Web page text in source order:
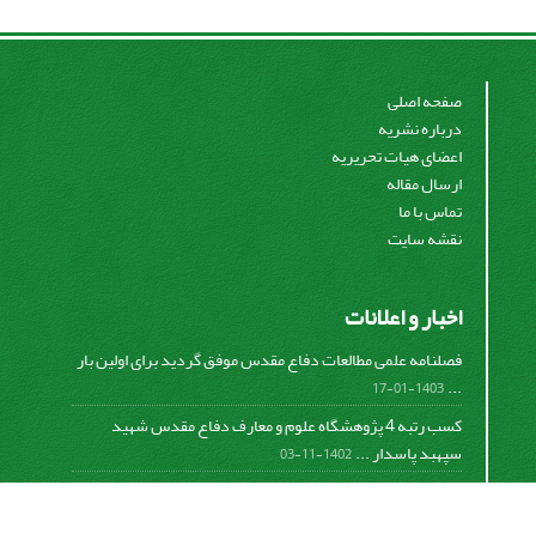
صفحه اصلی
درباره نشریه
اعضای هیات تحریریه
ارسال مقاله
تماس با ما
نقشه سایت
اخبار و اعلانات
فصلنامه علمی مطالعات دفاع مقدس موفق گردید برای اولین بار
...
1403-01-17
کسب رتبه 4 پژوهشگاه علوم و معارف دفاع مقدس شهید
سپهبد پاسدار ...1402-11-03
کسب افتخار فصلنامه علمی مطالعات دفاع مقدس در دومین